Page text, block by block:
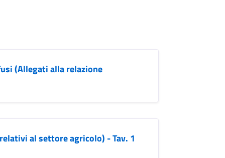
(Allegati alla relazione
al settore agricolo) - Tav. 1